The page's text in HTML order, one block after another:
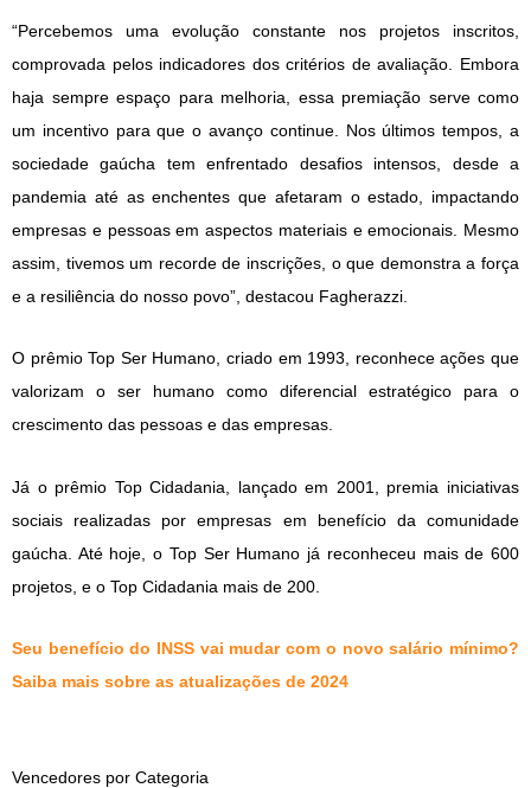
“Percebemos uma evolução constante nos projetos inscritos,
comprovada pelos indicadores dos critérios de avaliação. Embora
haja sempre espaço para melhoria, essa premiação serve como
um incentivo para que o avanço continue. Nos últimos tempos, a
sociedade gaúcha tem enfrentado desafios intensos, desde a
pandemia até as enchentes que afetaram o estado, impactando
empresas e pessoas em aspectos materiais e emocionais. Mesmo
assim, tivemos um recorde de inscrições, o que demonstra a força
e a resiliência do nosso povo”, destacou Fagherazzi.
O prêmio Top Ser Humano, criado em 1993, reconhece ações que
valorizam o ser humano como diferencial estratégico para o
crescimento das pessoas e das empresas.
Já o prêmio Top Cidadania, lançado em 2001, premia iniciativas
sociais realizadas por empresas em benefício da comunidade
gaúcha. Até hoje, o Top Ser Humano já reconheceu mais de 600
projetos, e o Top Cidadania mais de 200.
Seu benefício do INSS vai mudar com o novo salário mínimo?
Saiba mais sobre as atualizações de 2024
Vencedores por Categoria